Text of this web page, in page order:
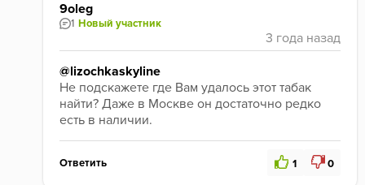
9oleg
1 Новый участник
@lizochkaskyline
Не подскажете где Вам удалось этот табак
найти? Даже в Москве он достаточно редко
есть в наличии.
Ответить 1 0